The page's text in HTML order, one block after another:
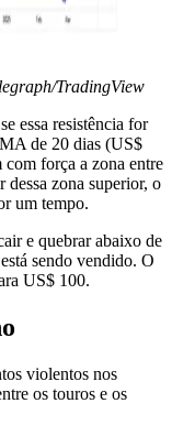
TradingView
essa resistência for
de 20 dias (US$
com força a zona entre
zona superior, o
um tempo.
e quebrar abaixo de
sendo vendido. O
US$ 100.
violentos nos
os touros e os